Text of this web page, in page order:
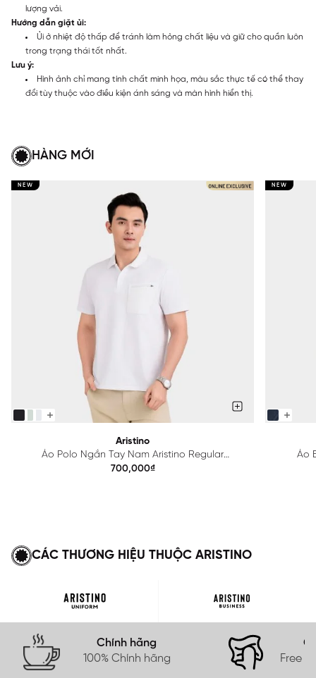
lượng vải.
Hướng dẫn giặt ủi:
Ủi ở nhiệt độ thấp để tránh làm hỏng chất liệu và giữ cho quần luôn
trong trạng thái tốt nhất.
Lưu ý:
Hình ảnh chỉ mang tính chất minh họa, màu sắc thực tế có thể thay
đổi tùy thuộc vào điều kiện ánh sáng và màn hình hiển thị.
HÀNG MỚI
NEW
Aristino
Áo Polo Ngắn Tay Nam Aristino Regular
APS615EDP01
700,000₫
NEW
Áo
CÁC THƯƠNG HIỆU THUỘC ARISTINO
Chính hãng
100% Chính hãng
Free